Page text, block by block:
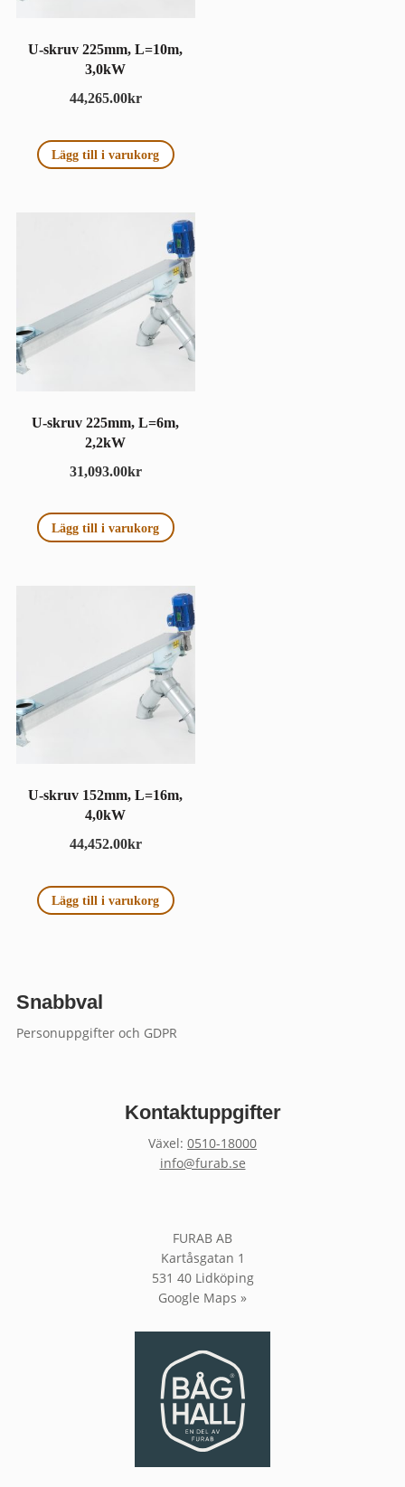
U-skruv 225mm, L=10m,
3,0kW
44,265.00kr
Lägg till i varukorg
U-skruv 225mm, L=6m,
2,2kW
31,093.00kr
Lägg till i varukorg
U-skruv 152mm, L=16m,
4,0kW
44,452.00kr
Lägg till i varukorg
Snabbval
Personuppgifter och GDPR
Kontaktuppgifter
Växel: 0510-18000
info@furab.se
FURAB AB
Kartåsgatan 1
531 40 Lidköping
Google Maps »